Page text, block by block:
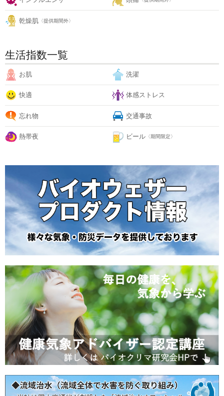
乾燥肌 〈提供期間外〉
生活指数一覧
お肌 洗濯
快適 体感ストレス
忘れ物 交通事故
熱帯夜 ビール 〈期間限定〉